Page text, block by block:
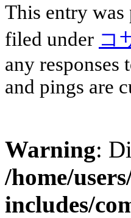
This entry
filed under コ
any
and pings are
Warning:
/home/
includes/